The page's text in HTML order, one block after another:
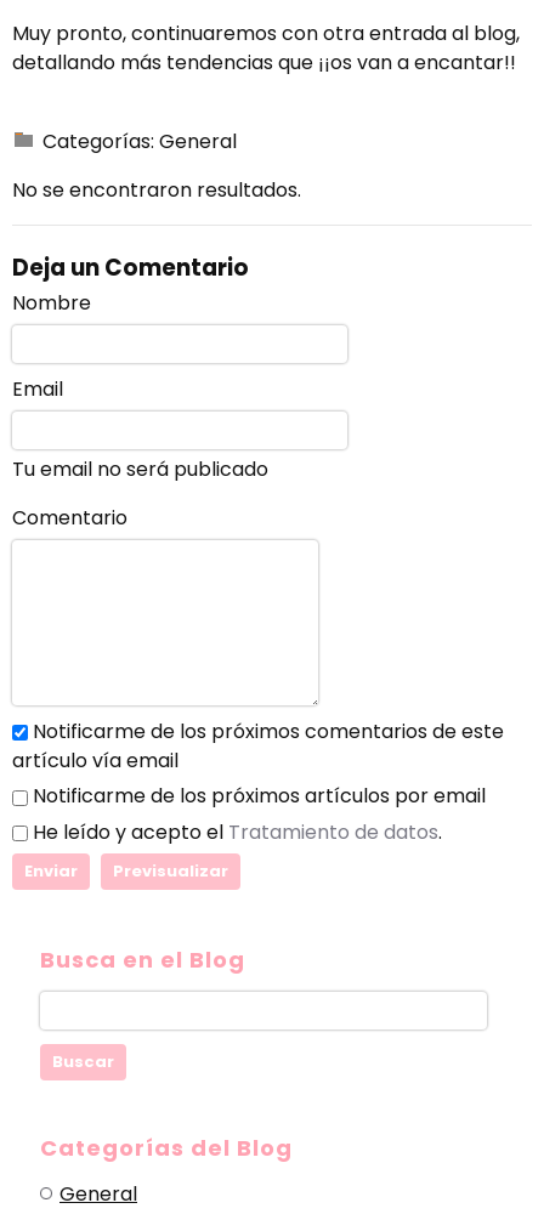
Busca en el Blog
Categorías del Blog
General
Muy pronto, continuaremos con otra entrada al blog,
detallando más tendencias que ¡¡os van a encantar!!
Categorías: General
No se encontraron resultados.
Deja un Comentario
Nombre
Email
Tu email no será publicado
Comentario
Notificarme de los próximos comentarios de este
artículo vía email
Notificarme de los próximos artículos por email
He leído y acepto el Tratamiento de datos.